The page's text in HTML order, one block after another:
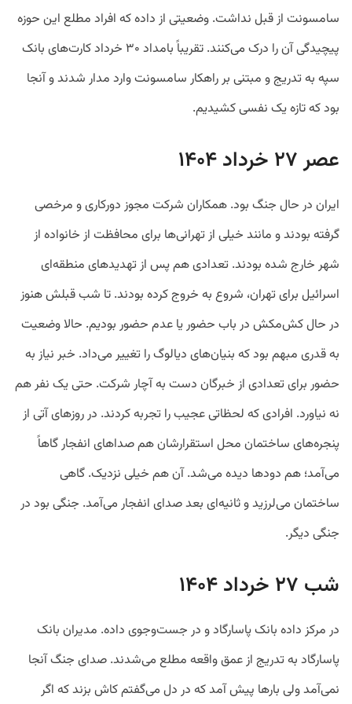
سامسونت از قبل نداشت. وضعیتی از داده که افراد مطلع این حوزه
پیچیدگی آن را درک می‌کنند. تقریباً بامداد ۳۰ خرداد کارت‌های بانک
سپه به تدریج و مبتنی بر راهکار سامسونت وارد مدار شدند و آنجا
بود که تازه یک نفسی کشیدیم.
عصر ۲۷ خرداد ۱۴۰۴
ایران در حال جنگ بود. همکاران شرکت مجوز دورکاری و مرخصی
گرفته بودند و مانند خیلی از تهرانی‌ها برای محافظت از خانواده از
شهر خارج شده بودند. تعدادی هم پس از تهدیدهای منطقه‌ای
اسرائیل برای تهران، شروع به خروج کرده بودند. تا شب قبلش هنوز
در حال کش‌مکش در باب حضور یا عدم حضور بودیم. حالا وضعیت
به قدری مبهم بود که بنیان‌های دیالوگ را تغییر می‌داد. خبر نیاز به
حضور برای تعدادی از خبرگان دست به آچار شرکت. حتی یک نفر هم
نه نیاورد. افرادی که لحظاتی عجیب را تجربه کردند. در روزهای آتی از
پنجره‌های ساختمان محل استقرارشان هم صداهای انفجار گاهاً
می‌آمد؛ هم دودها دیده می‌شد. آن هم خیلی نزدیک. گاهی
ساختمان می‌لرزید و ثانیه‌ای بعد صدای انفجار می‌آمد. جنگی بود در
جنگی دیگر.
شب ۲۷ خرداد ۱۴۰۴
در مرکز داده بانک پاسارگاد و در جست‌وجوی داده. مدیران بانک
پاسارگاد به تدریج از عمق واقعه مطلع می‌شدند. صدای جنگ آنجا
نمی‌آمد ولی بارها پیش آمد که در دل می‌گفتم کاش بزند که اگر